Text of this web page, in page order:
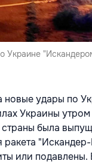
Украине
новые удары по
Украины утром
была
ракета
или подавлены.